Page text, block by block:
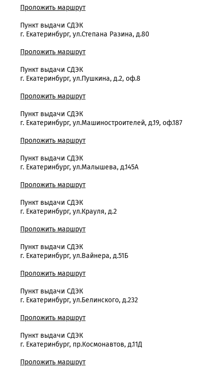
Проложить маршрут
Пункт выдачи СДЭК
г. Екатеринбург, ул.Степана Разина, д.80
Проложить маршрут
Пункт выдачи СДЭК
г. Екатеринбург, ул.Пушкина, д.2, оф.8
Проложить маршрут
Пункт выдачи СДЭК
г. Екатеринбург, ул.Машиностроителей, д.19, оф.187
Проложить маршрут
Пункт выдачи СДЭК
г. Екатеринбург, ул.Малышева, д.145А
Проложить маршрут
Пункт выдачи СДЭК
г. Екатеринбург, ул.Крауля, д.2
Проложить маршрут
Пункт выдачи СДЭК
г. Екатеринбург, ул.Вайнера, д.51Б
Проложить маршрут
Пункт выдачи СДЭК
г. Екатеринбург, ул.Белинского, д.232
Проложить маршрут
Пункт выдачи СДЭК
г. Екатеринбург, пр.Космонавтов, д.11Д
Проложить маршрут